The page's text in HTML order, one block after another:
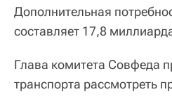
Дополнительная
составляет 17,8
Глава комитета Совфеда
транспорта рассмотреть